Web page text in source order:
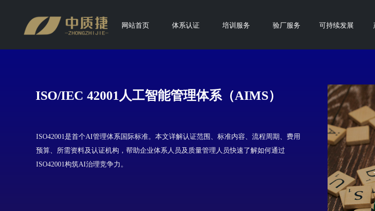
网站首页 体系认证 培训服务 验厂服务 可持续发展
ISO42001是首个AI管理体系国际标准。本文详解认证范围、标准内容、流程周期、费用
预算、所需资料及认证机构，帮助企业体系人员及质量管理人员快速了解如何通过
ISO42001构筑AI治理竞争力。
ISO/IEC 42001人工智能管理体系（AIMS）